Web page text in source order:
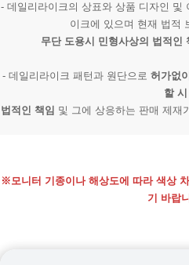
- 데일리라이크의 상표와 상품 디자인 및
이크에 있으며 현재 법적
무단 도용시 민형사상의 법적인
- 데일리라이크 패턴과 원단으로 허가없
할 시
법적인 책임 및 그에 상응하는 판매 제재
※모니터 기종이나 해상도에 따라 색상
기 바랍